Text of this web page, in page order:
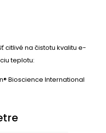
citlivé na čistotu kvalitu e-
teplotu:
Bioscience International